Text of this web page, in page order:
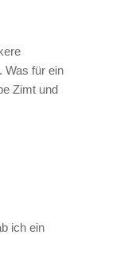
Was für ein
Zimt und
ich ein